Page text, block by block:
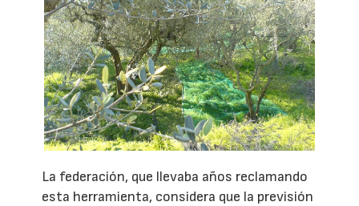
La federación, que llevaba años reclamando
esta herramienta, considera que la previsión